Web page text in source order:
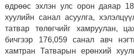
өдрөөс эхлэн улс орон даяар
хуулийн санал асуулга,
татвар төлөгчийг хамруулан,
бичгээр 176,059 санал авч
хамтран Татварын ерөнхий